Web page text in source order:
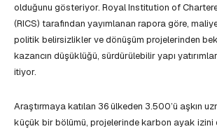
olduğunu gösteriyor. Royal Institution of
(RICS) tarafından yayımlanan rapora göre,
politik belirsizlikler ve dönüşüm projelerinden
kazancın düşüklüğü, sürdürülebilir yapı
itiyor.
Araştırmaya katılan 36 ülkeden 3.500’ü aşkın
küçük bir bölümü, projelerinde karbon ayak izini